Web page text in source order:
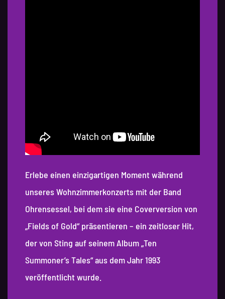
Erlebe einen einzigartigen Moment während
unseres Wohnzimmerkonzerts mit der Band
Ohrensessel, bei dem sie eine Coverversion von
„Fields of Gold“ präsentieren – ein zeitloser Hit,
der von Sting auf seinem Album „Ten
Summoner’s Tales“ aus dem Jahr 1993
veröffentlicht wurde.